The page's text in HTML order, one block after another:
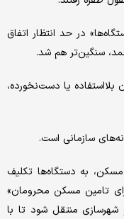
در حد انتظار اتفاق
سنگین‌تر هم شد.
یا دست‌نخورده،
سازمانی است.
به دستگاه‌ها تکلیف
تامین مسکن محرومان»
شهرسازی منتقل شود تا با